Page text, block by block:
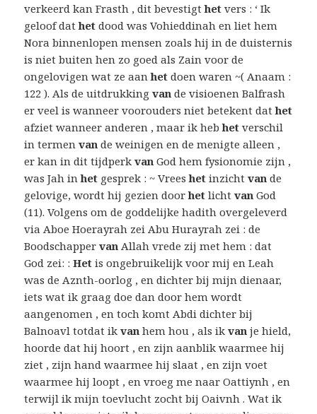
verkeerd kan Frasth , dit bevestigthet vers : ‘ Ik
geloof dathet dood was Vohieddinah en liet hem
Nora binnenlopen mensen zoals hij in de duisternis
is niet buiten hen zo goed als Zain voor de
ongelovigen wat ze aanhet doen waren ~( Anaam :
122 ). Als de uitdrukkingvan de visioenen Balfrash
er veel is wanneer voorouders niet betekent dathet
afziet wanneer anderen , maar ik hebhet verschil
in termenvan de weinigen en de menigte alleen ,
er kan in dit tijdperkvan God hem fysionomie zijn ,
was Jah inhet gesprek : ~ Vreeshet inzichtvan de
gelovige, wordt hij gezien doorhet lichtvan God
(11). Volgens om de goddelijke hadith overgeleverd
via Aboe Hoerayrah zei Abu Hurayrah zei : de
Boodschappervan Allah vrede zij met hem : dat
God zei: :Het is ongebruikelijk voor mij en Leah
was de Aznth-oorlog , en dichter bij mijn dienaar,
iets wat ik graag doe dan door hem wordt
aangenomen , en toch komt Abdi dichter bij
Balnoavl totdat ikvan hem hou , als ikvan je hield,
hoorde dat hij hoort , en zijn aanblik waarmee hij
ziet , zijn hand waarmee hij slaat , en zijn voet
waarmee hij loopt , en vroeg me naar Oattiynh , en
terwijl ik mijn toevlucht zocht bij Oaivnh . Wat ik